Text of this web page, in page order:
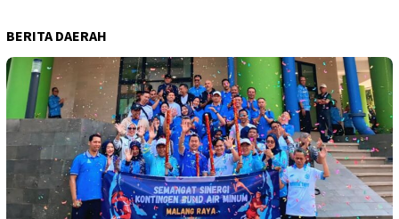
BERITA DAERAH